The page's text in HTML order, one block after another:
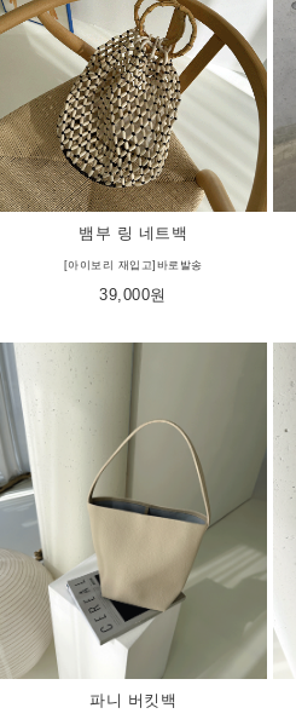
뱀부 링 네트백
[아이보리 재입고]바로발송
39,000원
파니 버킷백